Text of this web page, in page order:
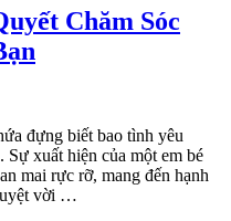
chọn
sữa
tắm
em
thế
nào
là
tốt
nhất
Chăm Sóc
đựng biết bao tình yêu
xuất hiện của một em bé
mai rực rỡ, mang đến hạnh
vời …